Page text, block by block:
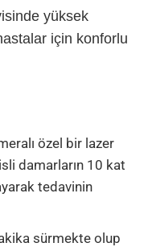
yüksek
için konforlu
özel bir lazer
damarların 10 kat
tedavinin
sürmekte olup